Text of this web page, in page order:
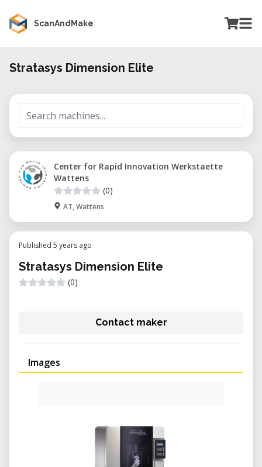
ScanAndMake
Stratasys Dimension Elite
Center for Rapid Innovation Werkstaette
Wattens
(0)
AT, Wattens
Published 5 years ago
Stratasys Dimension Elite
(0)
Contact maker
Images